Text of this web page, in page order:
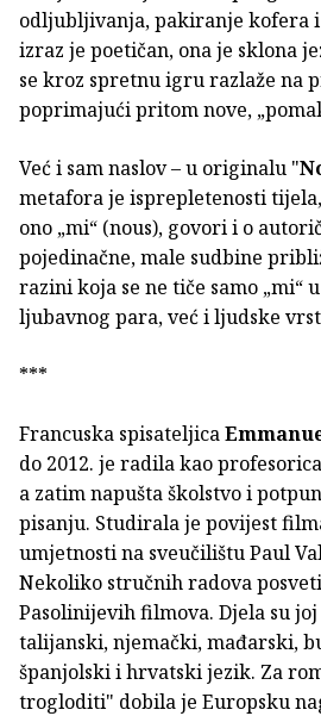
odljubljivanja, pakiranje kofera
izraz je poetičan, ona je sklona
se kroz spretnu igru razlaže na
poprimajući pritom nove,
Već i sam naslov – u originalu "
metafora je isprepletenosti
ono „mi“ (nous), govori i o
pojedinačne, male sudbine
razini koja se ne tiče samo „mi“
ljubavnog para, već i ljudske
***
Francuska spisateljica
do 2012. je radila kao
a zatim napušta školstvo i
pisanju. Studirala je povijest
umjetnosti na sveučilištu Paul
Nekoliko stručnih radova
Pasolinijevih filmova. Djela su
talijanski, njemački, mađarski,
španjolski i hrvatski jezik. Za
trogloditi" dobila je Europsku